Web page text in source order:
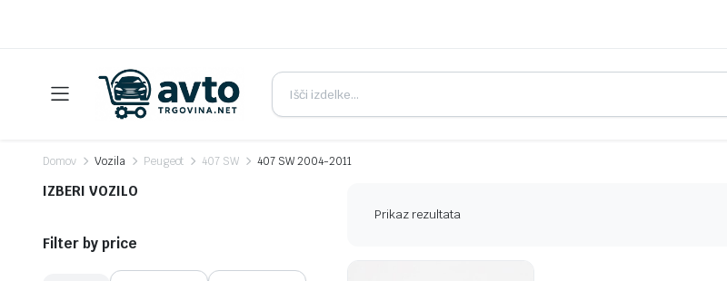
Domov Vozila Peugeot 407 SW 407 SW 2004-2011
Prikaz rezultata
IZBERI VOZILO
Filter by price